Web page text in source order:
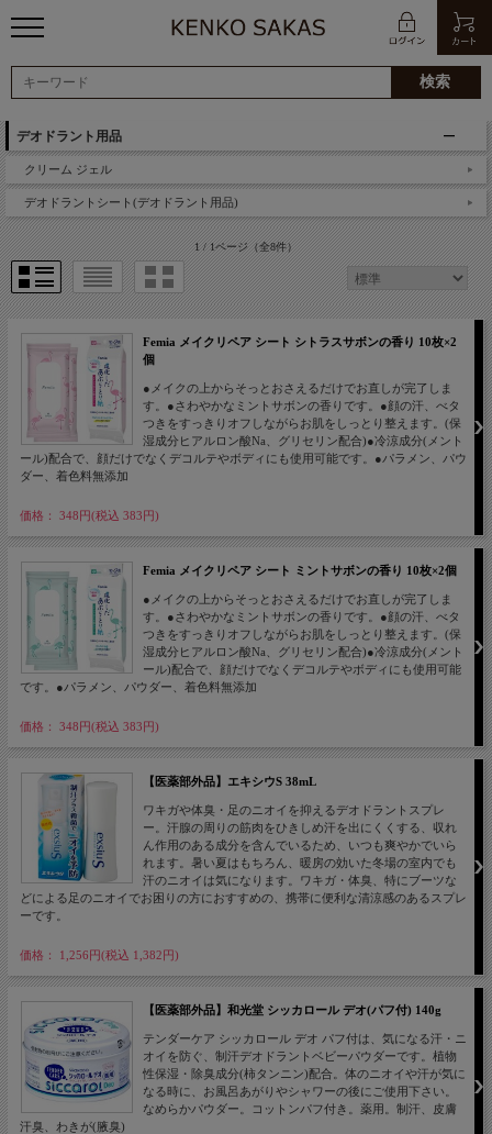
デオドラント用品
クリーム ジェル
デオドラントシート(デオドラント用品)
1 / 1ページ（全8件）
Femia メイクリペア シート シトラスサボンの香り 10枚×2
個
●メイクの上からそっとおさえるだけでお直しが完了しま
す。●さわやかなミントサボンの香りです。●顔の汗、べタ
つきをすっきりオフしながらお肌をしっとり整えます。(保
湿成分ヒアルロン酸Na、グリセリン配合)●冷涼成分(メント
ール)配合で、顔だけでなくデコルテやボディにも使用可能です。●パラメン、パウ
ダー、着色料無添加
価格： 348円(税込 383円)
Femia メイクリペア シート ミントサボンの香り 10枚×2個
●メイクの上からそっとおさえるだけでお直しが完了しま
す。●さわやかなミントサボンの香りです。●顔の汗、べタ
つきをすっきりオフしながらお肌をしっとり整えます。(保
湿成分ヒアルロン酸Na、グリセリン配合)●冷涼成分(メント
ール)配合で、顔だけでなくデコルテやボディにも使用可能
です。●パラメン、パウダー、着色料無添加
価格： 348円(税込 383円)
【医薬部外品】エキシウS 38mL
ワキガや体臭・足のニオイを抑えるデオドラントスプレ
ー。汗腺の周りの筋肉をひきしめ汗を出にくくする、収れ
ん作用のある成分を含んでいるため、いつも爽やかでいら
れます。暑い夏はもちろん、暖房の効いた冬場の室内でも
汗のニオイは気になります。ワキガ・体臭、特にブーツな
どによる足のニオイでお困りの方におすすめの、携帯に便利な清涼感のあるスプレ
ーです。
価格： 1,256円(税込 1,382円)
【医薬部外品】和光堂 シッカロール デオ(パフ付) 140g
テンダーケア シッカロール デオ パフ付は、気になる汗・ニ
オイを防ぐ、制汗デオドラントベビーパウダーです。植物
性保湿・除臭成分(柿タンニン)配合。体のニオイや汗が気に
なる時に、お風呂あがりやシャワーの後にご使用下さい。
なめらかパウダー。コットンパフ付き。薬用。制汗、皮膚
汗臭、わきが(腋臭)